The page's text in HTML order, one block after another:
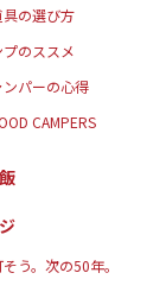
の選び方
のススメ
パーの心得
CAMPERS
う。次の50年。